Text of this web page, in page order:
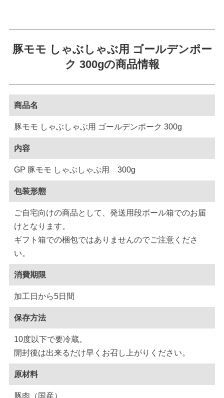
豚モモ しゃぶしゃぶ用 ゴールデンポー
ク 300gの商品情報
商品名
豚モモ しゃぶしゃぶ用 ゴールデンポーク 300g
内容
GP 豚モモ しゃぶしゃぶ用 300g
包装形態
ご自宅向けの商品として、発送用段ボール箱でのお届
けとなります。
ギフト箱での梱包ではありませんのでご注意くださ
い。
消費期限
加工日から5日間
保存方法
10度以下で要冷蔵。
開封後は出来るだけ早くお召し上がりください。
原材料
豚肉（国産）